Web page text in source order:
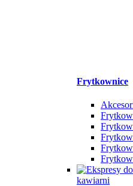
Frytkownice